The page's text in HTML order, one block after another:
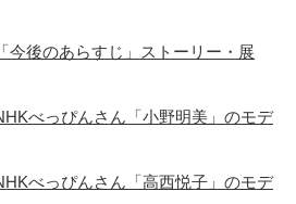
今後のあらすじ」ストーリー・展
べっぴんさん「小野明美」のモデ
べっぴんさん「高西悦子」のモデ